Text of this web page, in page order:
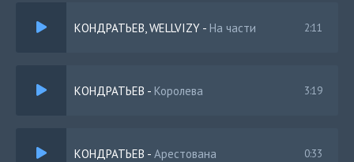
КОНДРАТЬЕВ, WELLVIZY - На части 2:11
КОНДРАТЬЕВ - Королева 3:19
КОНДРАТЬЕВ - Арестована 0:33